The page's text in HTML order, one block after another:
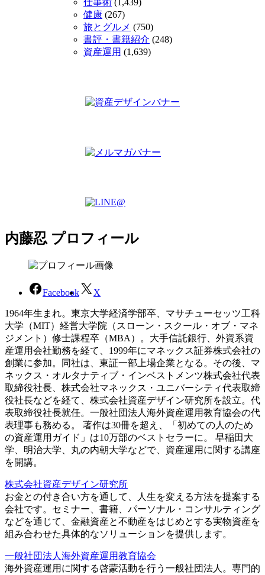
仕事術 (1,439)
健康 (267)
旅とグルメ (750)
書評・書籍紹介 (248)
資産運用 (1,639)
内藤忍 プロフィール
Facebook X
1964年生まれ。東京大学経済学部卒、マサチューセッツ工科
大学（MIT）経営大学院（スローン・スクール・オブ・マネ
ジメント）修士課程卒（MBA）。大手信託銀行、外資系資
産運用会社勤務を経て、1999年にマネックス証券株式会社の
創業に参加。同社は、東証一部上場企業となる。その後、マ
ネックス・オルタナティブ・インベストメンツ株式会社代表
取締役社長、株式会社マネックス・ユニバーシティ代表取締
役社長などを経て、株式会社資産デザイン研究所を設立。代
表取締役社長就任。一般社団法人海外資産運用教育協会の代
表理事も務める。 著作は30冊を超え、「初めての人のため
の資産運用ガイド」は10万部のベストセラーに。 早稲田大
学、明治大学、丸の内朝大学などで、資産運用に関する講座
を開講。
株式会社資産デザイン研究所
お金との付き合い方を通して、人生を変える方法を提案する
会社です。セミナー、書籍、パーソナル・コンサルティング
などを通じて、金融資産と不動産をはじめとする実物資産を
組み合わせた具体的なソリューションを提供します。
一般社団法人海外資産運用教育協会
海外資産運用に関する啓蒙活動を行う一般社団法人。専門的